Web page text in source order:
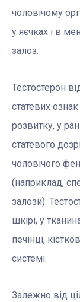
чоловічому
у яєчках і в
залоз.
Тестостерон
статевих
розвитку, у
статевого
чоловічого
(наприклад,
залози).
шкірі, у
печінці,
системі.
Залежно від